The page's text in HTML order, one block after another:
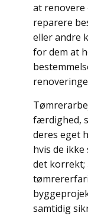
at renovere
reparere
eller andre
for dem at
færdighed,
deres eget
hvis de
det korrekt;
samtidig